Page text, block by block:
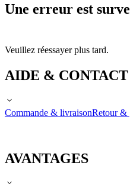
Une erreur est
Veuillez réessayer plus tard.
AIDE & CONTACT
Commande & livraisonRetour &
AVANTAGES